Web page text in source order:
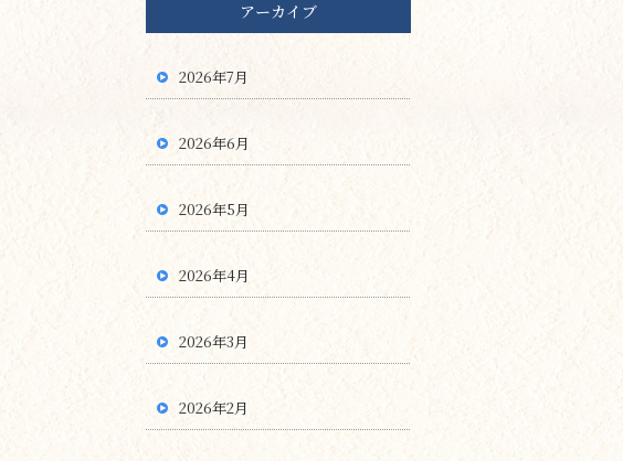
アーカイブ
2026年7月
2026年6月
2026年5月
2026年4月
2026年3月
2026年2月